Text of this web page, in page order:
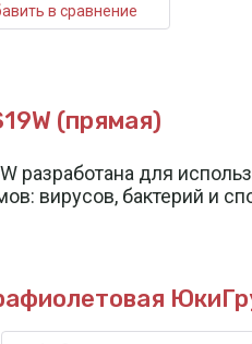
в сравнение
(прямая)
разработана для
вирусов, бактерий и